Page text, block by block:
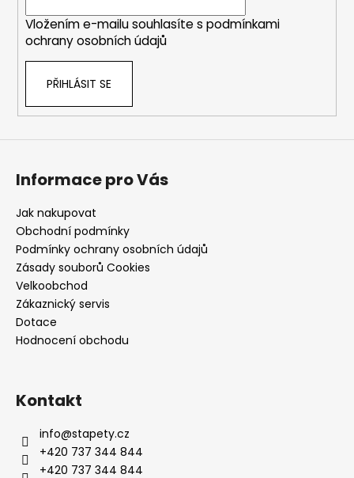
Vložením e-mailu souhlasíte s podmínkami
ochrany osobních údajů
PŘIHLÁSIT SE
Informace pro Vás
Jak nakupovat
Obchodní podmínky
Podmínky ochrany osobních údajů
Zásady souborů Cookies
Velkoobchod
Zákaznický servis
Dotace
Hodnocení obchodu
Kontakt
info@stapety.cz
+420 737 344 844
+420 737 344 844